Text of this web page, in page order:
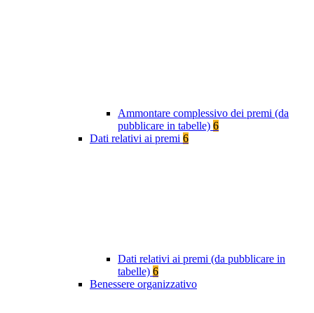
Ammontare complessivo dei premi (da
pubblicare in tabelle) 6
Dati relativi ai premi 6
Dati relativi ai premi (da pubblicare in
tabelle) 6
Benessere organizzativo